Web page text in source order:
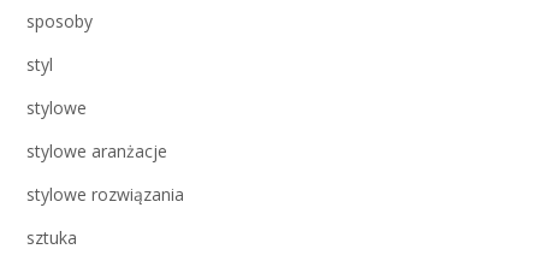
sposoby
styl
stylowe
stylowe aranżacje
stylowe rozwiązania
sztuka